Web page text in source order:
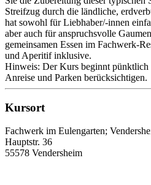
Streifzug durch die ländliche,
hat sowohl für Liebhaber/-innen
aber auch für anspruchsvolle
gemeinsamen Essen im Fachwerk-
und Aperitif inklusive.
Hinweis: Der Kurs beginnt pünktlich
Anreise und Parken berücksichtigen.
Kursort
Fachwerk im Eulengarten;
Hauptstr. 36
55578 Vendersheim